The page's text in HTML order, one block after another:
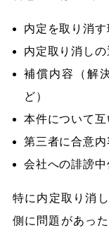
内定を取り消す
内定取り消しの
補償内容（解
ど）
本件について互
第三者に合意内
会社への誹謗中
特に内定取り消
側に問題があっ